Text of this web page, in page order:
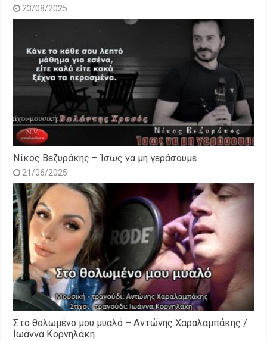
23/08/2025
Νίκος Βεζυράκης – Ίσως να μη γεράσουμε
21/06/2025
Στο θολωμένο μου μυαλό – Αντώνης Χαραλαμπάκης /
Ιωάννα Κορνηλάκη.